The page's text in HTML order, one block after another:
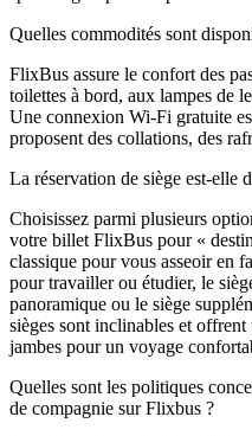
Quelles commodités sont
FlixBus assure le confort des
toilettes à bord, aux lampes de
Une connexion Wi-Fi gratuite
proposent des collations, des
La réservation de siège est-elle
Choisissez parmi plusieurs
votre billet FlixBus pour «
classique pour vous asseoir en
pour travailler ou étudier, le
panoramique ou le siège
sièges sont inclinables et
jambes pour un voyage
Quelles sont les politiques
de compagnie sur Flixbus ?